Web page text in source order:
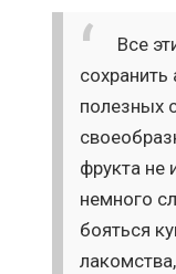
Все
полезных
фрукта не
немного
бояться